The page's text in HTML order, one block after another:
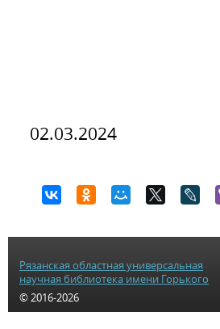
02.03.2024
Рязанская областная универсальная
научная библиотека имени Горького
© 2016-2026